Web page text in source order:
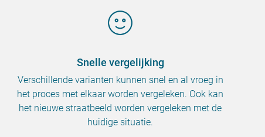
Snelle vergelijking
Verschillende varianten kunnen snel en al vroeg in
het proces met elkaar worden vergeleken. Ook kan
het nieuwe straatbeeld worden vergeleken met de
huidige situatie.